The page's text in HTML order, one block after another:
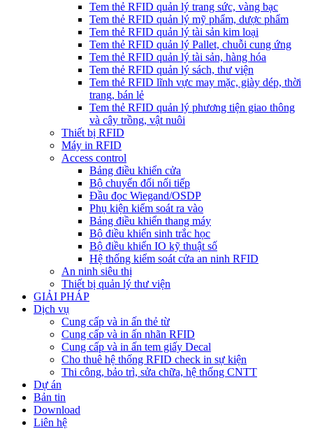
Tem thẻ RFID quản lý trang sức, vàng bạc
Tem thẻ RFID quản lý mỹ phẩm, dược phẩm
Tem thẻ RFID quản lý tài sản kim loại
Tem thẻ RFID quản lý Pallet, chuỗi cung ứng
Tem thẻ RFID quản lý tài sản, hàng hóa
Tem thẻ RFID quản lý sách, thư viện
Tem thẻ RFID lĩnh vực may mặc, giày dép, thời
trang, bán lẻ
Tem thẻ RFID quản lý phương tiện giao thông
và cây trồng, vật nuôi
Thiết bị RFID
Máy in RFID
Access control
Bảng điều khiển cửa
Bộ chuyển đổi nối tiếp
Đầu đọc Wiegand/OSDP
Phụ kiện kiểm soát ra vào
Bảng điều khiển thang máy
Bộ điều khiển sinh trắc học
Bộ điều khiển IO kỹ thuật số
Hệ thống kiểm soát cửa an ninh RFID
An ninh siêu thị
Thiết bị quản lý thư viện
GIẢI PHÁP
Dịch vụ
Cung cấp và in ấn thẻ từ
Cung cấp và in ấn nhãn RFID
Cung cấp và in ấn tem giấy Decal
Cho thuê hệ thống RFID check in sự kiện
Thi công, bảo trì, sửa chữa, hệ thống CNTT
Dự án
Bản tin
Download
Liên hệ